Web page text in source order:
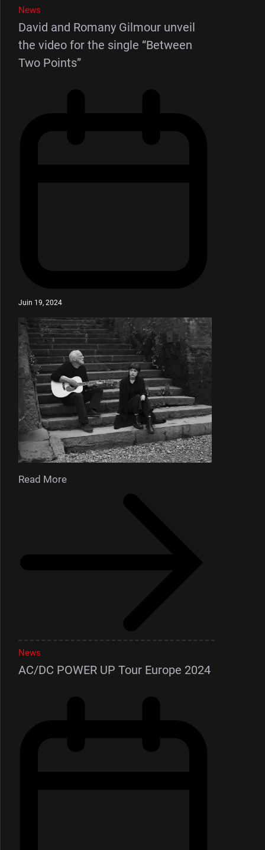
News
David and Romany Gilmour unveil
the video for the single “Between
Two Points”
Juin 19, 2024
Read More
News
AC/DC POWER UP Tour Europe 2024